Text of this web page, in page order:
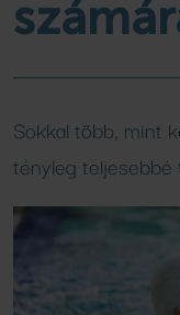
SZAUNA
VENDÉGLÁTÁS
Sokkal több, mint
tényleg